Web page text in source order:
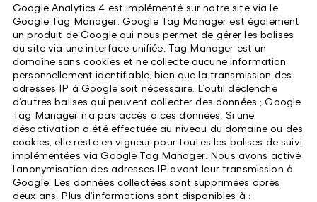
Google Analytics 4 est implémenté sur notre site via le
Google Tag Manager. Google Tag Manager est également
un produit de Google qui nous permet de gérer les balises
du site via une interface unifiée. Tag Manager est un
domaine sans cookies et ne collecte aucune information
personnellement identifiable, bien que la transmission des
adresses IP à Google soit nécessaire. L’outil déclenche
d’autres balises qui peuvent collecter des données ; Google
Tag Manager n’a pas accès à ces données. Si une
désactivation a été effectuée au niveau du domaine ou des
cookies, elle reste en vigueur pour toutes les balises de suivi
implémentées via Google Tag Manager. Nous avons activé
l’anonymisation des adresses IP avant leur transmission à
Google. Les données collectées sont supprimées après
deux ans. Plus d’informations sont disponibles à :